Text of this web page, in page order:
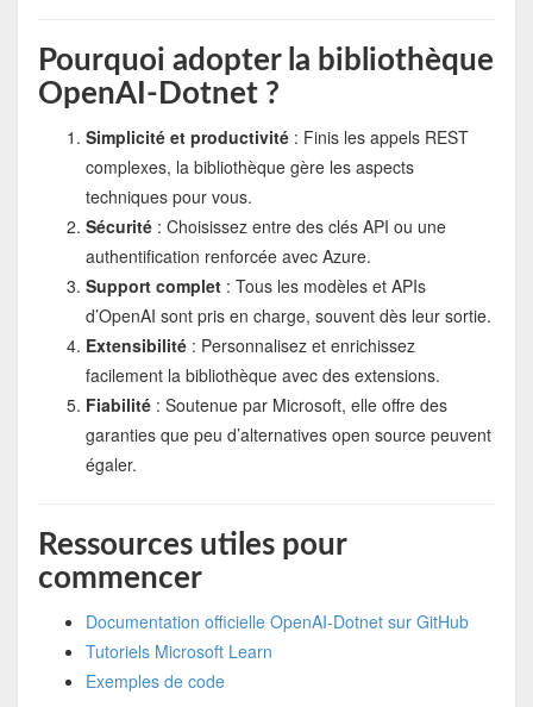
Pourquoi adopter la bibliothèque
OpenAI-Dotnet ?
Simplicité et productivité: Finis les appels REST
complexes, la bibliothèque gère les aspects
techniques pour vous.
Sécurité: Choisissez entre des clés API ou une
authentification renforcée avec Azure.
Support complet: Tous les modèles et APIs
d’OpenAI sont pris en charge, souvent dès leur sortie.
Extensibilité: Personnalisez et enrichissez
facilement la bibliothèque avec des extensions.
Fiabilité: Soutenue par Microsoft, elle offre des
garanties que peu d’alternatives open source peuvent
égaler.
Ressources utiles pour
commencer
Documentation officielle OpenAI-Dotnet sur GitHub
Tutoriels Microsoft Learn
Exemples de code